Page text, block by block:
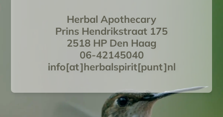
Herbal Apothecary
Prins Hendrikstraat 175
2518 HP Den Haag
06-42145040
info[at]herbalspirit[punt]nl